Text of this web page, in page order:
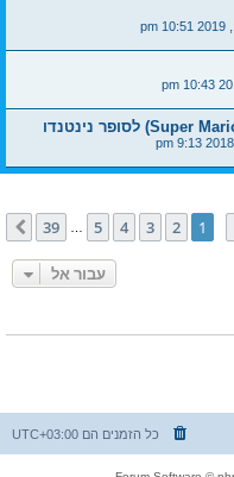
1
2
3
4
5
39 הבא
עבור אל
כל הזמנים הם UTC+03:00